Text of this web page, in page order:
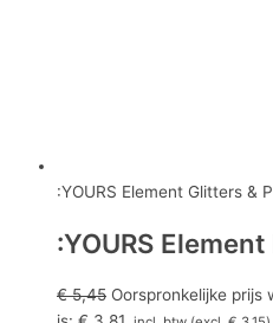
:YOURS Element Glitters &
:YOURS
€5,45 Oorspronkelijke prijs